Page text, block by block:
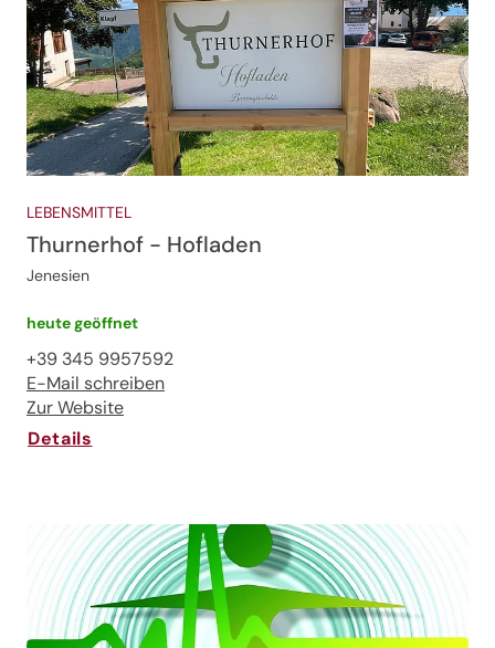
LEBENSMITTEL
Thurnerhof - Hofladen
Jenesien
heute geöffnet
+39 345 9957592
E-Mail schreiben
Zur Website
Details